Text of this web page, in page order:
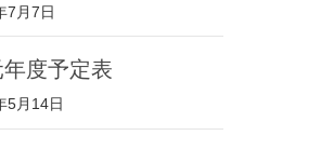
7月7日
度予定表
5月14日